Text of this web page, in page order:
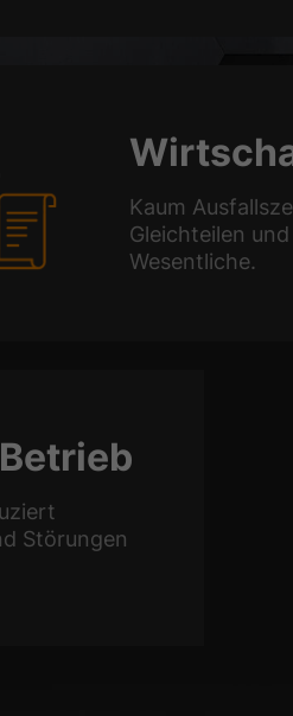
Kaum
Gleichteilen
Wesentliche.
Störungen